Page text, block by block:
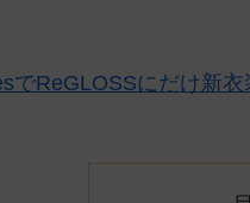
でReGLOSSにだけ新